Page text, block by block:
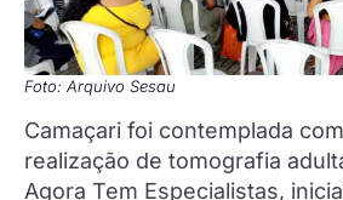
Foto: Arquivo Sesau
Camaçari foi contemplada
realização de tomografia
Agora Tem Especialistas,